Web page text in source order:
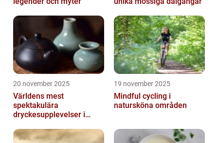
20 november 2025
Världens mest
spektakulära
dryckesupplevelser i
19 november 2025
Mindful cycling i
natursköna områden